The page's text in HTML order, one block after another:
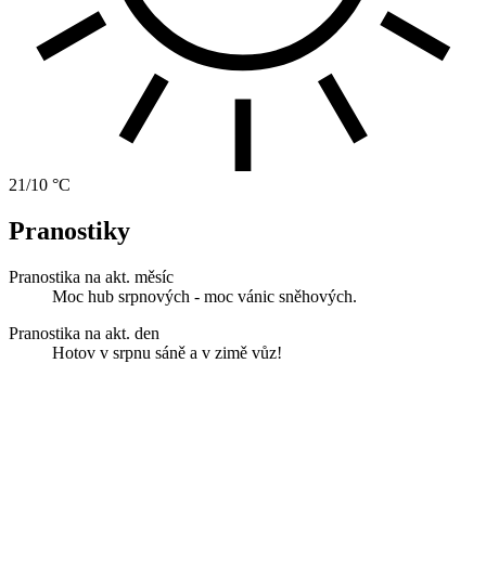
21/10 °C
Pranostiky
Pranostika na akt. měsíc
Moc hub srpnových - moc vánic sněhových.
Pranostika na akt. den
Hotov v srpnu sáně a v zimě vůz!